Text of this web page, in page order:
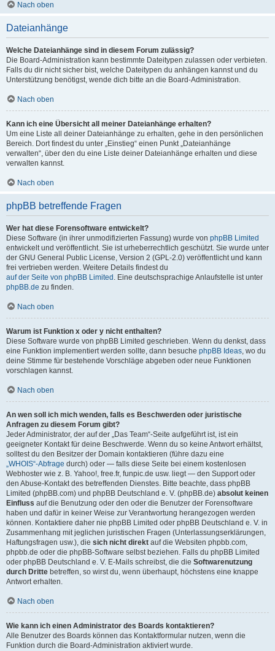
Nach oben
Dateianhänge
Welche Dateianhänge sind in diesem Forum zulässig?
Die Board-Administration kann bestimmte Dateitypen zulassen oder verbieten.
Falls du dir nicht sicher bist, welche Dateitypen du anhängen kannst und du
Unterstützung benötigst, wende dich bitte an die Board-Administration.
Nach oben
Kann ich eine Übersicht all meiner Dateianhänge erhalten?
Um eine Liste all deiner Dateianhänge zu erhalten, gehe in den persönlichen
Bereich. Dort findest du unter „Einstieg“ einen Punkt „Dateianhänge
verwalten“, über den du eine Liste deiner Dateianhänge erhalten und diese
verwalten kannst.
Nach oben
phpBB betreffende Fragen
Wer hat diese Forensoftware entwickelt?
Diese Software (in ihrer unmodifizierten Fassung) wurde von phpBB Limited
entwickelt und veröffentlicht. Sie ist urheberrechtlich geschützt. Sie wurde unter
der GNU General Public License, Version 2 (GPL-2.0) veröffentlicht und kann
frei vertrieben werden. Weitere Details findest du
auf der Seite von phpBB Limited . Eine deutschsprachige Anlaufstelle ist unter
phpBB.de zu finden.
Nach oben
Warum ist Funktion x oder y nicht enthalten?
Diese Software wurde von phpBB Limited geschrieben. Wenn du denkst, dass
eine Funktion implementiert werden sollte, dann besuche phpBB Ideas, wo du
deine Stimme für bestehende Vorschläge abgeben oder neue Funktionen
vorschlagen kannst.
Nach oben
An wen soll ich mich wenden, falls es Beschwerden oder juristische
Anfragen zu diesem Forum gibt?
Jeder Administrator, der auf der „Das Team“-Seite aufgeführt ist, ist ein
geeigneter Kontakt für deine Beschwerde. Wenn du so keine Antwort erhältst,
solltest du den Besitzer der Domain kontaktieren (führe dazu eine
„WHOIS“-Abfrage durch) oder — falls diese Seite bei einem kostenlosen
Webhoster wie z. B. Yahoo!, free.fr, funpic.de usw. liegt — den Support oder
den Abuse-Kontakt des betreffenden Dienstes. Bitte beachte, dass phpBB
Limited (phpBB.com) und phpBB Deutschland e. V. (phpBB.de) absolut keinen
Einfluss auf die Benutzung oder den oder die Benutzer der Forensoftware
haben und dafür in keiner Weise zur Verantwortung herangezogen werden
können. Kontaktiere daher nie phpBB Limited oder phpBB Deutschland e. V. in
Zusammenhang mit jeglichen juristischen Fragen (Unterlassungserklärungen,
Haftungsfragen usw.), die sich nicht direkt auf die Websiten phpbb.com,
phpbb.de oder die phpBB-Software selbst beziehen. Falls du phpBB Limited
oder phpBB Deutschland e. V. E-Mails schreibst, die die Softwarenutzung
durch Dritte betreffen, so wirst du, wenn überhaupt, höchstens eine knappe
Antwort erhalten.
Nach oben
Wie kann ich einen Administrator des Boards kontaktieren?
Alle Benutzer des Boards können das Kontaktformular nutzen, wenn die
Funktion durch die Board-Administration aktiviert wurde.